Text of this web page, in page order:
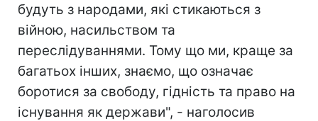
будуть з народами, які стикаються з
війною, насильством та
переслідуваннями. Тому що ми, краще за
багатьох інших, знаємо, що означає
боротися за свободу, гідність та право на
існування як держави", - наголосив